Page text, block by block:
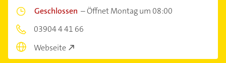
Geschlossen –Öffnet Montag um 08:00
03904 4 41 66
Webseite